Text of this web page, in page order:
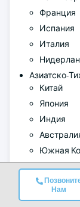
Нам
Франция
Испания
Италия
Азиатско-
Китай
Япония
Индия
Южная
Латинская
Бразилия
Мексика